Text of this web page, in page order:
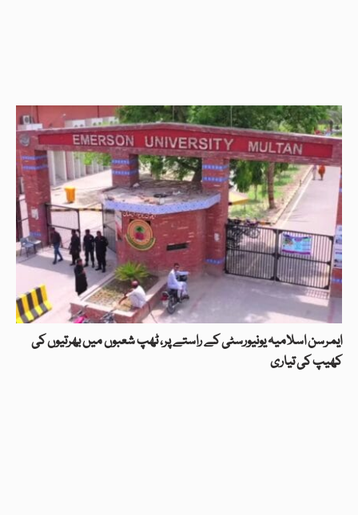
ایمرسن اسلامیہ یونیورسٹی کے راستے پر، ٹھپ شعبوں میں بھرتیوں کی
کھیپ کی تیاری